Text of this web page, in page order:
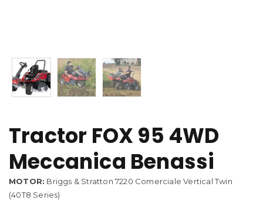
Tractor FOX 95 4WD
Meccanica Benassi
MOTOR: Briggs & Stratton 7220 Comerciale Vertical Twin
(40T8 Series)